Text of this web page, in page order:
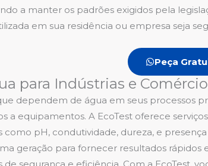
a manter os padrões exigidos pela
em sua residência ou empresa seja
Peça
para Indústrias e
dependem de água em seus processos
a equipamentos. A EcoTest oferece
como pH, condutividade, dureza, e
geração para fornecer resultados rápidos